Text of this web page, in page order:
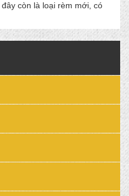
còn là loại rèm mới, có